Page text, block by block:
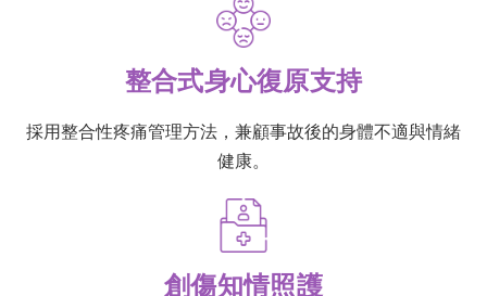
整合式身心復原支持
採用整合性疼痛管理方法，兼顧事故後的身體不適與情緒
健康。
創傷知情照護